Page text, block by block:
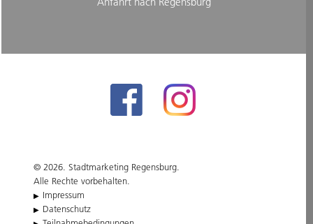
© 2026. Stadtmarketing Regensburg.
Alle Rechte vorbehalten.
Impressum
Datenschutz